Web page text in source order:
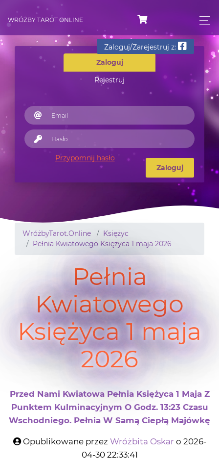
WRÓŻBY TAROT ONLINE
Zaloguj
Rejestruj
Zaloguj/Zarejestruj z:
Przypomnij hasło
Zaloguj
WróżbyTarot.Online
Księżyc
Pełnia Kwiatowego Księżyca 1 maja 2026
Pełnia
Kwiatowego
Księżyca 1 maja
2026
Przed Nami Kwiatowa Pełnia Księżyca 1 Maja Z
Punktem Kulminacyjnym O Godz. 13:23 Czasu
Wschodniego. Pełnia W Samą Ciepłą Majówkę
Opublikowane przez Wróżbita Oskar o 2026-
04-30 22:33:41